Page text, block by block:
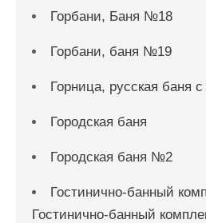
Горбани, Баня №18
Горбани, баня №19
Горница, русская баня
Городская баня
Городская баня №2
Гостинично-банный
Гостинично-банный